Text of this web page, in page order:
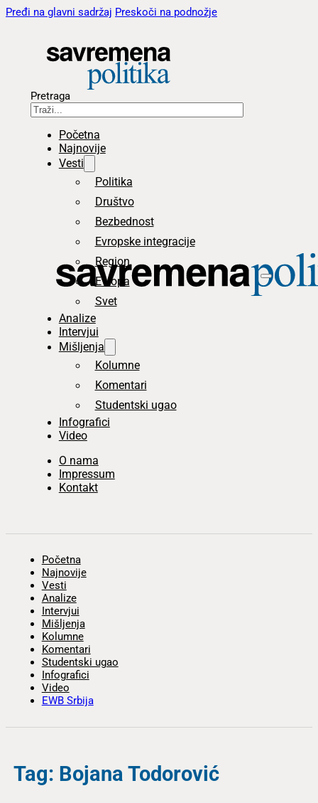
Pređi na glavni sadržaj Preskoči na podnožje
Pretraga
Početna
Najnovije
Vesti
Politika
Društvo
Bezbednost
Evropske integracije
Region
Evropa
Svet
Analize
Intervjui
Mišljenja
Kolumne
Komentari
Studentski ugao
Infografici
Video
O nama
Impressum
Kontakt
Početna
Najnovije
Vesti
Analize
Intervjui
Mišljenja
Kolumne
Komentari
Studentski ugao
Infografici
Video
EWB Srbija
Tag: Bojana Todorović